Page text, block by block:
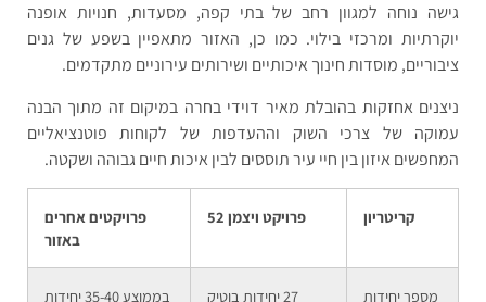
גישה נוחה למגוון רחב של בתי קפה, מסעדות, חנויות אופנה
יוקרתיות ומרכזי בילוי. כמו כן, האזור מתאפיין בשפע של גנים
ציבוריים, מוסדות חינוך איכותיים ושירותים עירוניים מתקדמים.
ניצנים אחזקות בהובלת מאיר דוידי בחרה במיקום זה מתוך הבנה
עמוקה של צרכי השוק וההעדפות של לקוחות פוטנציאליים
המחפשים איזון בין חיי עיר תוססים לבין איכות חיים גבוהה ושקטה.
קריטריון פרויקט ויצמן 52
פרויקטים אחרים
באזור
מספר יחידות 27 יחידות בוטיק בממוצע 35-40 יחידות